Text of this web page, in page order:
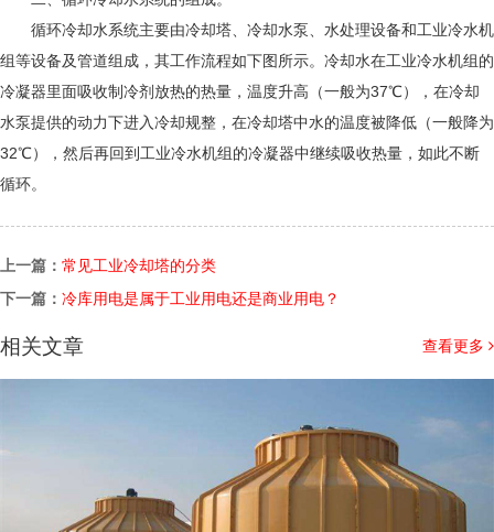
循环冷却水系统主要由冷却塔、冷却水泵、水处理设备和工业冷水机
组等设备及管道组成，其工作流程如下图所示。冷却水在工业冷水机组的
冷凝器里面吸收制冷剂放热的热量，温度升高（一般为37℃），在冷却
水泵提供的动力下进入冷却规整，在冷却塔中水的温度被降低（一般降为
32℃），然后再回到工业冷水机组的冷凝器中继续吸收热量，如此不断
循环。
上一篇： 常见工业冷却塔的分类
下一篇： 冷库用电是属于工业用电还是商业用电？
相关文章 查看更多